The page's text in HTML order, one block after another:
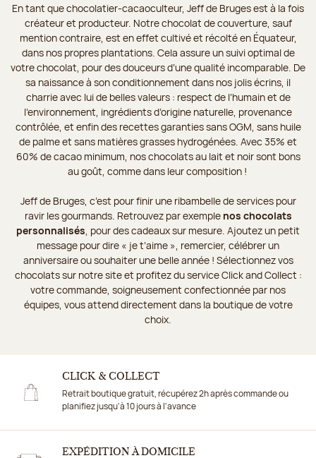
En tant que chocolatier-cacaoculteur, Jeff de Bruges est à la fois
créateur et producteur. Notre chocolat de couverture, sauf
mention contraire, est en effet cultivé et récolté en Équateur,
dans nos propres plantations. Cela assure un suivi optimal de
votre chocolat, pour des douceurs d’une qualité incomparable. De
sa naissance à son conditionnement dans nos jolis écrins, il
charrie avec lui de belles valeurs : respect de l’humain et de
l’environnement, ingrédients d’origine naturelle, provenance
contrôlée, et enfin des recettes garanties sans OGM, sans huile
de palme et sans matières grasses hydrogénées. Avec 35% et
60% de cacao minimum, nos chocolats au lait et noir sont bons
au goût, comme dans leur composition !
Jeff de Bruges, c’est pour finir une ribambelle de services pour
ravir les gourmands. Retrouvez par exemple nos chocolats
personnalisés , pour des cadeaux sur mesure. Ajoutez un petit
message pour dire « je t’aime », remercier, célébrer un
anniversaire ou souhaiter une belle année ! Sélectionnez vos
chocolats sur notre site et profitez du service Click and Collect :
votre commande, soigneusement confectionnée par nos
équipes, vous attend directement dans la boutique de votre
choix.
CLICK & COLLECT
Retrait boutique gratuit, récupérez 2h après commande ou
planifiez jusqu'à 10 jours à l'avance
EXPÉDITION À DOMICILE